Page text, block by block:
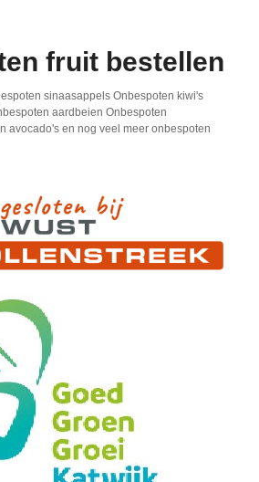
fruit bestellen
sinaasappels Onbespoten kiwi's
aardbeien Onbespoten
avocado's en nog veel meer onbespoten